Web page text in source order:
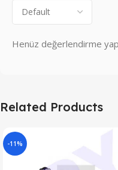
Henüz değerlendirme
Related Products
-11%